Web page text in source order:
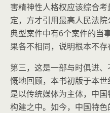
害精神性人格权应该综合
定，方才引用最高人民法
典型案件中有6个案件的当
果各不相同，说明根本不存
第三，这是一部与时俱进
慨地回顾，本书初版于本
是以传统媒体为主体，中
构建之中。如今，中国特